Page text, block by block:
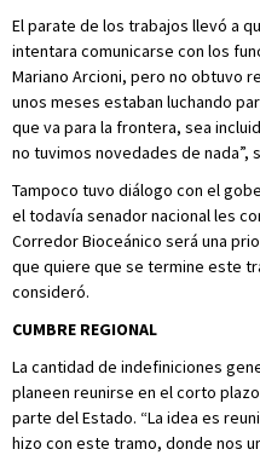
El parate de los trabajos llevó a
intentara comunicarse con los
Mariano Arcioni, pero no obtuvo
unos meses estaban luchando
que va para la frontera, sea
no tuvimos novedades de nada”,
Tampoco tuvo diálogo con el
el todavía senador nacional les
Corredor Bioceánico será una
que quiere que se termine este
consideró.
CUMBRE REGIONAL
La cantidad de indefiniciones
planeen reunirse en el corto
parte del Estado. “La idea es
hizo con este tramo, donde nos